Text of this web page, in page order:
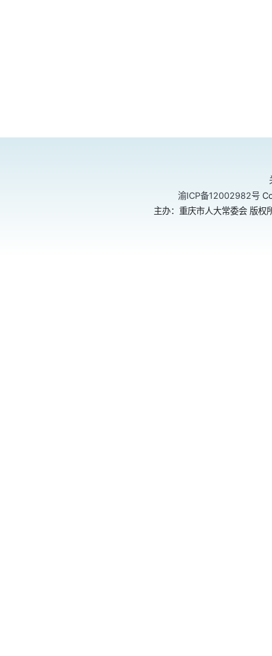
渝ICP备12002982号
主办：重庆市人大常委会 版